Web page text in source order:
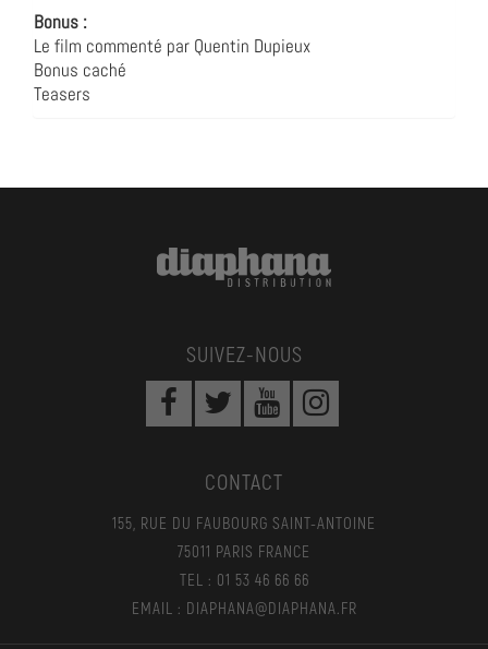
Bonus :
Le film commenté par Quentin Dupieux
Bonus caché
Teasers
SUIVEZ-NOUS
CONTACT
155, RUE DU FAUBOURG SAINT-ANTOINE
75011 PARIS FRANCE
TEL : 01 53 46 66 66
EMAIL : DIAPHANA@DIAPHANA.FR